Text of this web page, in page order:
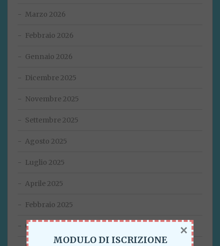
Marzo 2026
Febbraio 2026
Gennaio 2026
Dicembre 2025
Novembre 2025
Settembre 2025
Agosto 2025
Luglio 2025
Aprile 2025
Febbraio 2025
Gennaio 2025
MODULO DI ISCRIZIONE
×